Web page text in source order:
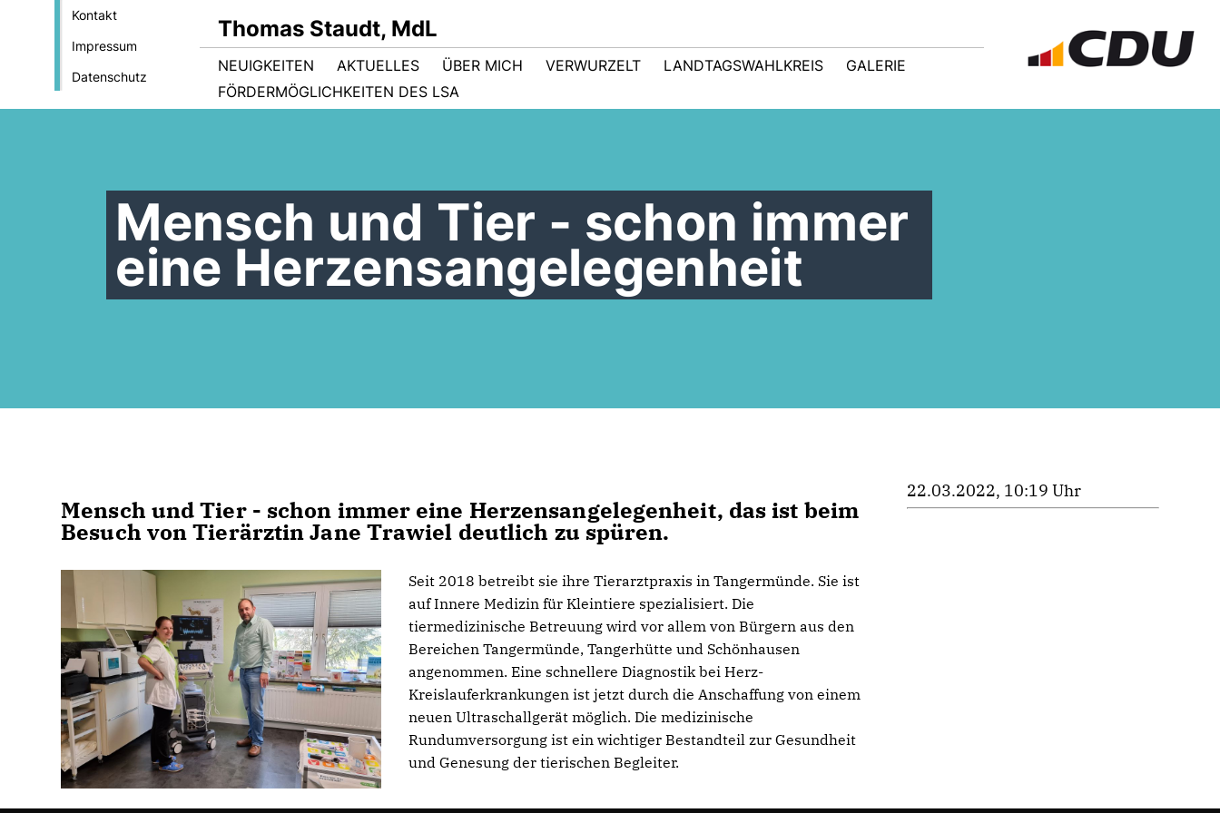
Kontakt
Impressum
Datenschutz
Thomas Staudt, MdL
NEUIGKEITEN AKTUELLES ÜBER MICH VERWURZELT LANDTAGSWAHLKREIS
GALERIE
FÖRDERMÖGLICHKEITEN DES LSA
Mensch und Tier - schon immer
eine Herzensangelegenheit
Mensch und Tier - schon immer eine Herzensangelegenheit, das ist beim
Besuch von Tierärztin Jane Trawiel deutlich zu spüren.
Seit 2018 betreibt sie ihre Tierarztpraxis in Tangermünde. Sie ist
auf Innere Medizin für Kleintiere spezialisiert. Die
tiermedizinische Betreuung wird vor allem von Bürgern aus den
Bereichen Tangermünde, Tangerhütte und Schönhausen
angenommen. Eine schnellere Diagnostik bei Herz-
Kreislauferkrankungen ist jetzt durch die Anschaffung von einem
neuen Ultraschallgerät möglich. Die medizinische
Rundumversorgung ist ein wichtiger Bestandteil zur Gesundheit
und Genesung der tierischen Begleiter.
22.03.2022, 10:19 Uhr